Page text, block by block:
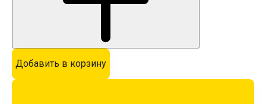
Добавить в корзину